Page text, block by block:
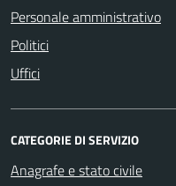
Personale amministrativo
Politici
Uffici
CATEGORIE DI SERVIZIO
Anagrafe e stato civile